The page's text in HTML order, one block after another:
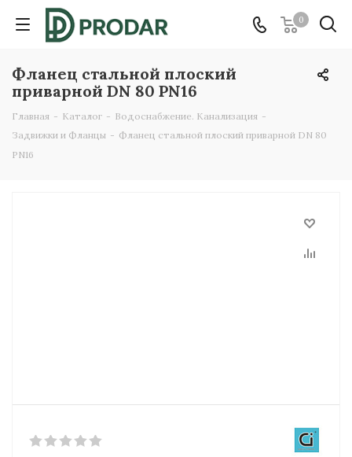
0
Фланец стальной плоский
приварной DN 80 PN16
Главная - Каталог - Водоснабжение. Канализация -
Задвижки и Фланцы - Фланец стальной плоский приварной DN 80
PN16